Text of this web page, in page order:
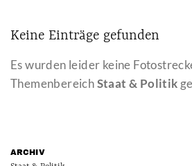
Keine Einträge gefunden
Es wurden leider keine
ThemenbereichStaat & Politik
ARCHIV